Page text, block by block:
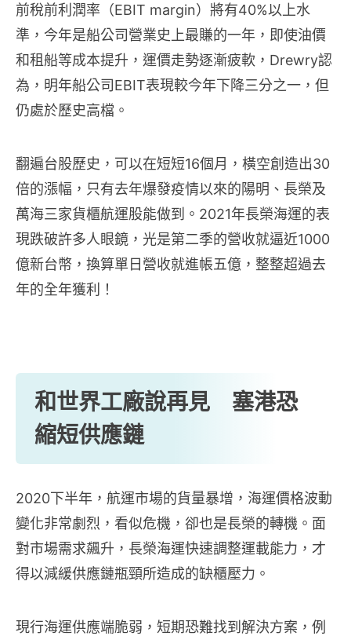
前稅前利潤率（EBIT margin）將有40%以上水
準，今年是船公司營業史上最賺的一年，即使油價
和租船等成本提升，運價走勢逐漸疲軟，Drewry認
為，明年船公司EBIT表現較今年下降三分之一，但
仍處於歷史高檔。
翻遍台股歷史，可以在短短16個月，橫空創造出30
倍的漲幅，只有去年爆發疫情以來的陽明、長榮及
萬海三家貨櫃航運股能做到。2021年長榮海運的表
現跌破許多人眼鏡，光是第二季的營收就逼近1000
億新台幣，換算單日營收就進帳五億，整整超過去
年的全年獲利！
和世界工廠說再見 塞港恐
縮短供應鏈
2020下半年，航運市場的貨量暴增，海運價格波動
變化非常劇烈，看似危機，卻也是長榮的轉機。面
對市場需求飆升，長榮海運快速調整運載能力，才
得以減緩供應鏈瓶頸所造成的缺櫃壓力。
現行海運供應端脆弱，短期恐難找到解決方案，例